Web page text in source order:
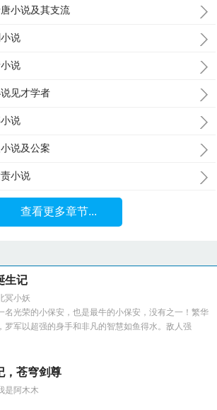
小说及其支流
说
说
见才学者
说
说及公案
小说
查看更多章节...
生记
冥小妖
名光荣的小保安，也是最牛的小保安，没有之一！繁华
罗军以超强的身手和非凡的智慧如鱼得水。敌人强
，苍穹剑尊
是阿木木